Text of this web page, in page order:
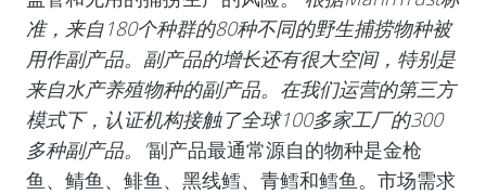
准，来自180个种群的80种不同的野生捕捞物种被
用作副产品。副产品的增长还有很大空间，特别是
来自水产养殖物种的副产品。在我们运营的第三方
模式下，认证机构接触了全球100多家工厂的300
多种副产品。”副产品最通常源自的物种是金枪
鱼、鲭鱼、鲱鱼、黑线鳕、青鳕和鳕鱼。市场需求